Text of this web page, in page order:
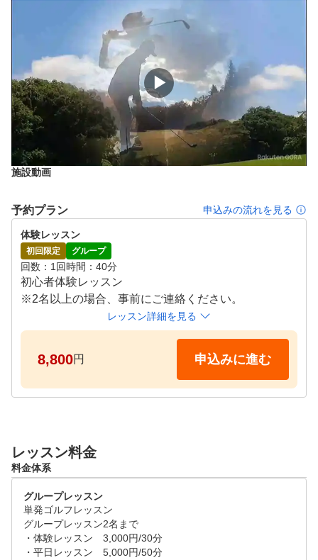
▶
施設動画
予約プラン 申込みの流れを見る
体験レッスン
初回限定 グループ
回数 1回時間 40分
初心者体験レッスン
※2名以上の場合、事前にご連絡ください。
レッスン詳細を見る
8,800円 申込みに進む
レッスン料金
料金体系
グループレッスン
単発ゴルフレッスン
グループレッスン2名まで
・体験レッスン　3,000円/30分
・平日レッスン　5,000円/50分